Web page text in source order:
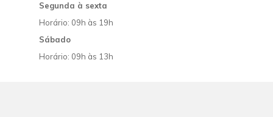
Segunda à sexta
Horário: 09h às 19h
Sábado
Horário: 09h às 13h